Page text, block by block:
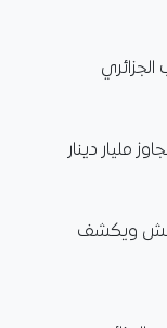
مليار دينار
بيتكوفيتش ويكشف